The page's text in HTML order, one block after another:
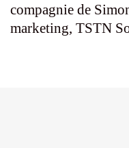
compagnie de
marketing, TSTN